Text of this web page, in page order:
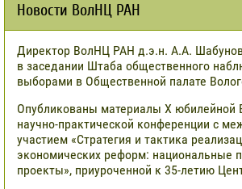
Новости ВолНЦ РАН
Директор ВолНЦ РАН д.э.н. А.А.
в заседании Штаба общественного
выборами в Общественной палате
Опубликованы материалы X юбилейной
научно-практической конференции с
участием «Стратегия и тактика
экономических реформ: национальные
проекты», приуроченной к 35-летию